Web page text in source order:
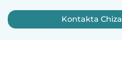
Kontakta Chiza